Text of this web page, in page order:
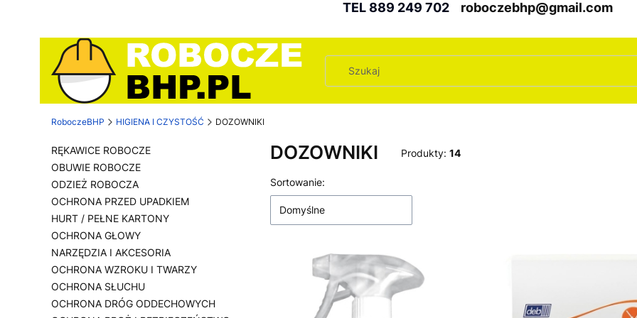
TEL 889 249 702 roboczebhp@gmail.com
RoboczeBHP HIGIENA I CZYSTOŚĆ DOZOWNIKI
RĘKAWICE ROBOCZE
OBUWIE ROBOCZE
ODZIEŻ ROBOCZA
OCHRONA PRZED UPADKIEM
HURT / PEŁNE KARTONY
OCHRONA GŁOWY
NARZĘDZIA I AKCESORIA
OCHRONA WZROKU I TWARZY
OCHRONA SŁUCHU
OCHRONA DRÓG ODDECHOWYCH
DOZOWNIKI Produkty: 14
Lista produktów
Sortowanie:
Domyślne